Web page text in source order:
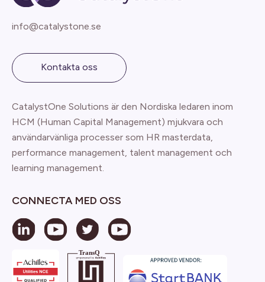
info@catalystone.se
Kontakta oss
CatalystOne Solutions är den Nordiska ledaren inom
HCM (Human Capital Management) mjukvara och
användarvänliga processer som HR masterdata,
performance management, talent management och
learning management.
CONNECTA MED OSS